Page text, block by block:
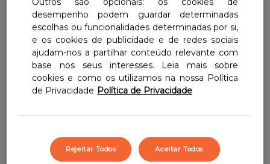
necessidades específicas dos homens.
Fórmula com elevado teor de Vitamina
D que contribui para o funcionamento
normal dos músculos.
Com Tiamina (Vitamina B1) que
Disponível na forma de comprimidos,
em embalagens de 30 comprimidos.
desempenho podem guardar determinadas
escolhas ou funcionalidades determinadas por si,
e os cookies de publicidade e de redes sociais
ajudam-nos a partilhar conteúdo relevante com
base nos seus interesses. Leia mais sobre
cookies e como os utilizamos na nossa Política
de Privacidade Política de Privacidade
Rejeitar Todos Aceitar Todos